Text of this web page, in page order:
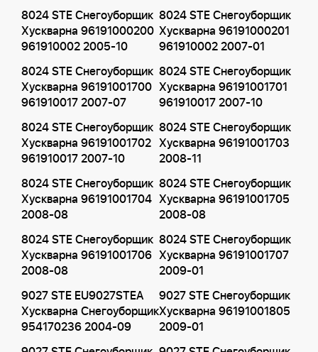
8024 STE Снегоуборщик
Хускварна 96191000200
961910002 2005-10
8024 STE Снегоуборщик
Хускварна 96191000201
961910002 2007-01
8024 STE Снегоуборщик
Хускварна 96191001700
961910017 2007-07
8024 STE Снегоуборщик
Хускварна 96191001701
961910017 2007-10
8024 STE Снегоуборщик
Хускварна 96191001702
961910017 2007-10
8024 STE Снегоуборщик
Хускварна 96191001703
2008-11
8024 STE Снегоуборщик
Хускварна 96191001704
2008-08
8024 STE Снегоуборщик
Хускварна 96191001705
2008-08
8024 STE Снегоуборщик
Хускварна 96191001706
2008-08
8024 STE Снегоуборщик
Хускварна 96191001707
2009-01
9027 STE EU9027STEA
Хускварна Снегоуборщик
954170236 2004-09
9027 STE Снегоуборщик
Хускварна 96191001805
2009-01